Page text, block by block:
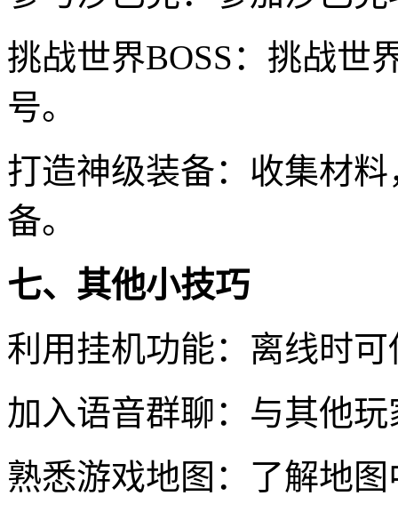
挑战世界BOSS：挑战世
号。
打造神级装备：收集材
备。
七、其他小技巧
利用挂机功能：离线时
加入语音群聊：与其他
熟悉游戏地图：了解地